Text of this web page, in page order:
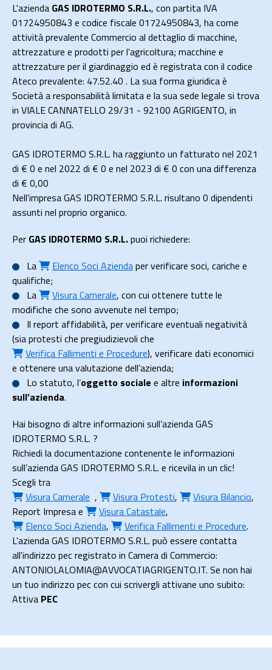
L'azienda GAS IDROTERMO S.R.L., con partita IVA
01724950843 e codice fiscale 01724950843, ha come
attività prevalente Commercio al dettaglio di macchine,
attrezzature e prodotti per l'agricoltura; macchine e
attrezzature per il giardinaggio ed è registrata con il codice
Ateco prevalente: 47.52.40 . La sua forma giuridica è
Società a responsabilità limitata e la sua sede legale si trova
in VIALE CANNATELLO 29/31 - 92100 AGRIGENTO, in
provincia di AG.
GAS IDROTERMO S.R.L. ha raggiunto un fatturato nel 2021
di € 0 e nel 2022 di € 0 e nel 2023 di € 0 con una differenza
di € 0,00
Nell'impresa GAS IDROTERMO S.R.L. risultano 0 dipendenti
assunti nel proprio organico.
Per GAS IDROTERMO S.R.L.puoi richiedere:
La
Elenco Soci Aziendaper verificare soci, cariche e
qualifiche;
La
Visura Camerale, con cui ottenere tutte le
modifiche che sono avvenute nel tempo;
Il report affidabilità, per verificare eventuali negatività
(sia protesti che pregiudizievoli che
Verifica Fallimenti e Procedure), verificare dati economici
e ottenere una valutazione dell’azienda;
Lo statuto, l’oggetto sociale e altre informazioni
sull’azienda.
Hai bisogno di altre informazioni sull’azienda GAS
IDROTERMO S.R.L. ?
Richiedi la documentazione contenente le informazioni
sull’azienda GAS IDROTERMO S.R.L. e ricevila in un clic!
Scegli tra
Visura Camerale , Visura Protesti, Visura Bilancio,
Report Impresae Visura Catastale,
Elenco Soci Azienda, Verifica Fallimenti e Procedure.
L'azienda GAS IDROTERMO S.R.L. può essere contatta
all'indirizzo pec registrato in Camera di Commercio:
ANTONIOLALOMIA@AVVOCATIAGRIGENTO.IT. Se non hai
un tuo indirizzo pec con cui scrivergli attivane uno subito:
Attiva PEC